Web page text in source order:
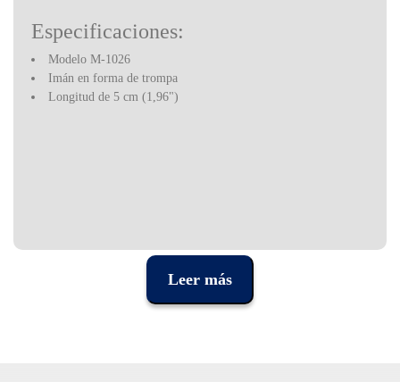
Especificaciones:
Modelo M-1026
Imán en forma de trompa
Longitud de 5 cm (1,96")
Leer más